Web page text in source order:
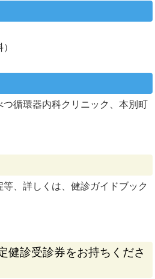
循環器内科クリニック、本別町
、詳しくは、健診ガイドブック
健診受診券をお持ちくださ